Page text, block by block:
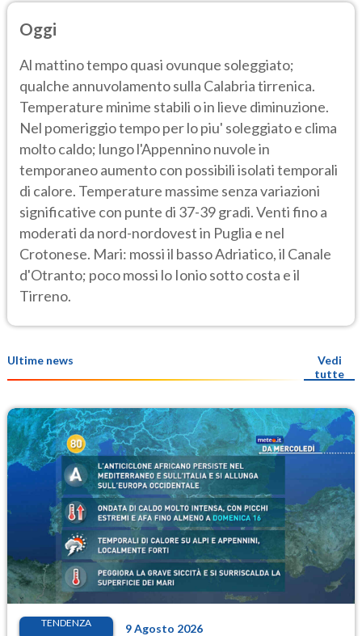
Oggi
Al mattino tempo quasi ovunque soleggiato;
qualche annuvolamento sulla Calabria tirrenica.
Temperature minime stabili o in lieve diminuzione.
Nel pomeriggio tempo per lo piu' soleggiato e clima
molto caldo; lungo l'Appennino nuvole in
temporaneo aumento con possibili isolati temporali
di calore. Temperature massime senza variazioni
significative con punte di 37-39 gradi. Venti fino a
moderati da nord-nordovest in Puglia e nel
Crotonese. Mari: mossi il basso Adriatico, il Canale
d'Otranto; poco mossi lo Ionio sotto costa e il
Tirreno.
Ultime news
Vedi
tutte
TENDENZA 9 Agosto 2026